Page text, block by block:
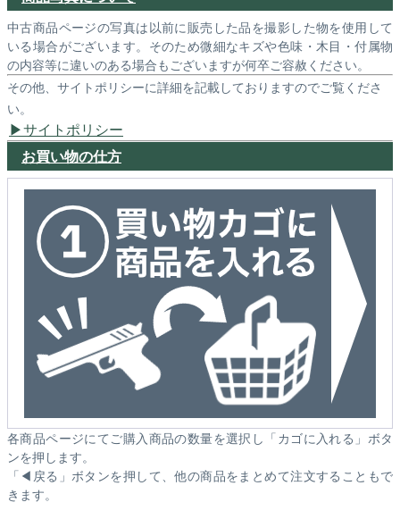
中古商品ページの写真は以前に販売した品を撮影した物を使用して
いる場合がございます。そのため微細なキズや色味・木目・付属物
の内容等に違いのある場合もございますが何卒ご容赦ください。
その他、サイトポリシーに詳細を記載しておりますのでご覧くださ
い。
サイトポリシー
お買い物の仕方
各商品ページにてご購入商品の数量を選択し「カゴに入れる」ボタ
ンを押します。
「◀戻る」ボタンを押して、他の商品をまとめて注文することもで
きます。